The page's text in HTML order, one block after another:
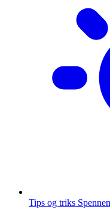
Tips og triks